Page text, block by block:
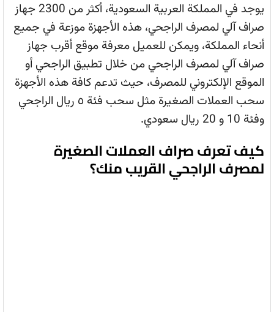
يوجد في المملكة العربية السعودية، أكثر من 2300 جهاز
صراف آلي لمصرف الراجحي، هذه الأجهزة موزعة في جميع
أنحاء المملكة، ويمكن للعميل معرفة موقع أقرب جهاز
صراف آلي لمصرف الراجحي من خلال تطبيق الراجحي أو
الموقع الإلكتروني للمصرف، حيث تدعم كافة هذه الأجهزة
سحب العملات الصغيرة مثل سحب فئة ٥ ريال الراجحي
وفئة 10 و 20 ريال سعودي.
كيف تعرف صراف العملات الصغيرة
لمصرف الراجحي القريب منك؟